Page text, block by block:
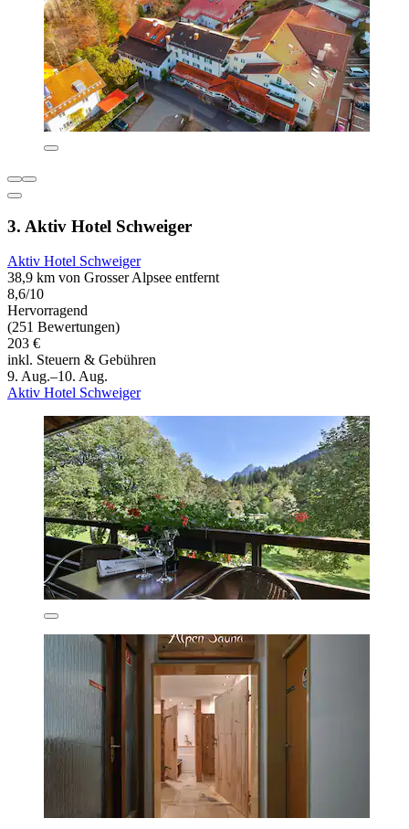
3. Aktiv Hotel Schweiger
Aktiv Hotel Schweiger
38,9 km von Grosser Alpsee entfernt
8,6/10
Hervorragend
(251 Bewertungen)
203 €
inkl. Steuern & Gebühren
9. Aug.–10. Aug.
Aktiv Hotel Schweiger